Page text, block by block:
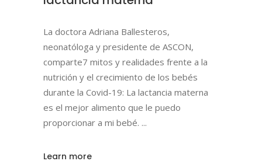
La doctora Adriana Ballesteros,
neonatóloga y presidente de ASCON,
comparte7 mitos y realidades frente a la
nutrición y el crecimiento de los bebés
durante la Covid-19: La lactancia materna
es el mejor alimento que le puedo
proporcionar a mi bebé.
Learn more